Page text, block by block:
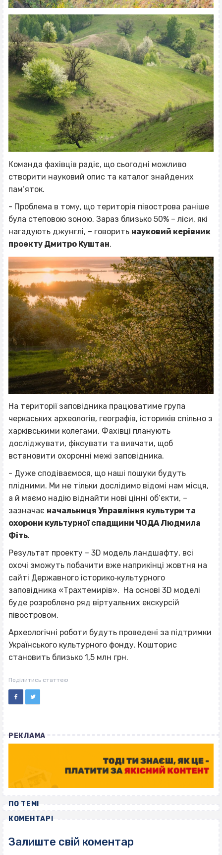
Команда фахівців радіє, що сьогодні можливо
створити науковий опис та каталог знайдених
пам’яток.
- Проблема в тому, що територія півострова раніше
була степовою зоною. Зараз близько 50% – ліси, які
нагадують джунглі, – говорить науковий керівник
проекту Дмитро Куштан.
На території заповідника працюватиме група
черкаських археологів, географів, істориків спільно з
харківськими колегами. Фахівці планують
досліджувати, фіксувати та вивчати, щоб
встановити охоронні межі заповідника.
- Дуже сподіваємося, що наші пошуки будуть
плідними. Ми не тільки дослідимо відомі нам місця,
а й маємо надію віднайти нові цінні об’єкти, –
зазначає начальниця Управління культури та
охорони культурної спадщини ЧОДА Людмила
Фіть.
Результат проекту – 3D модель ландшафту, всі
охочі зможуть побачити вже наприкінці жовтня на
сайті Державного історико‐культурного
заповідника «Трахтемирів». На основі 3D моделі
буде розроблено ряд віртуальних екскурсій
півостровом.
Археологічні роботи будуть проведені за підтримки
Українського культурного фонду. Кошторис
становить близько 1,5 млн грн.
Поділитись статтею
РЕКЛАМА
ПО ТЕМІ
КОМЕНТАРІ
Залиште свій коментар